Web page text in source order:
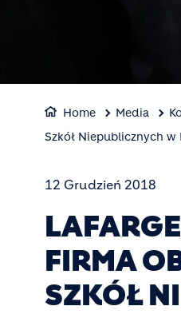
Home Media
Szkół Niepublicznych w
12 Grudzień 2018
FIRMA
SZKÓŁ